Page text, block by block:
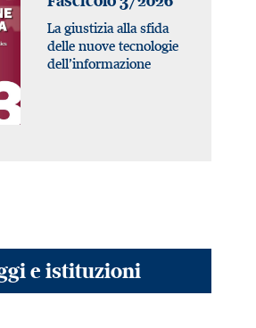
La giustizia alla sfida
delle nuove tecnologie
dell’informazione
e istituzioni